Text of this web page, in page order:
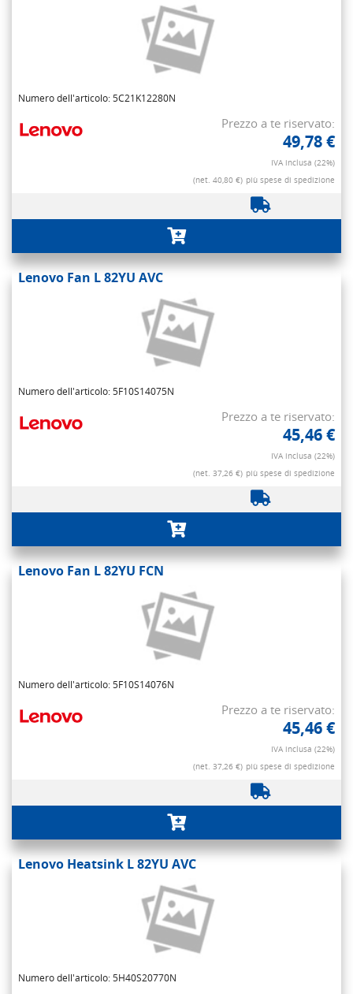
Numero dell'articolo: 5C21K12280N
Prezzo a te riservato:
49,78 €
IVA inclusa (22%)
(net. 40,80 €) più spese di spedizione
Lenovo Fan L 82YU AVC
Numero dell'articolo: 5F10S14075N
Prezzo a te riservato:
45,46 €
IVA inclusa (22%)
(net. 37,26 €) più spese di spedizione
Lenovo Fan L 82YU FCN
Numero dell'articolo: 5F10S14076N
Prezzo a te riservato:
45,46 €
IVA inclusa (22%)
(net. 37,26 €) più spese di spedizione
Lenovo Heatsink L 82YU AVC
Numero dell'articolo: 5H40S20770N